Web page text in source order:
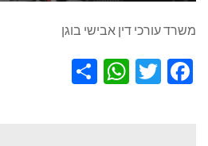
משרד עורכי דין אבישי בוגן
Facebook
Twitter
WhatsApp